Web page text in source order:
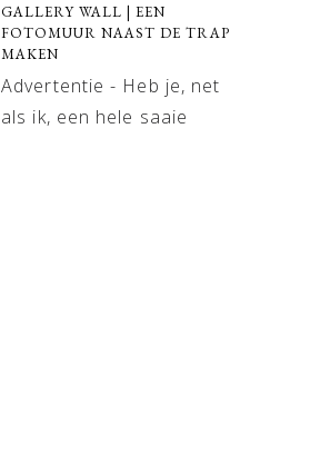
GALLERY WALL | EEN
FOTOMUUR NAAST DE TRAP
MAKEN
Advertentie - Heb je, net
als ik, een hele saaie